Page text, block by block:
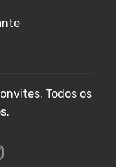
Todos os